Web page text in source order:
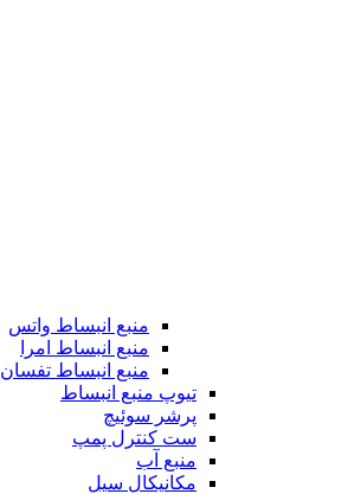
منبع انبساط واتس
منبع انبساط امرا
منبع انبساط تفسان
تیوپ منبع انبساط
پرشر سوئیچ
ست کنترل پمپ
منبع آب
مکانیکال سیل